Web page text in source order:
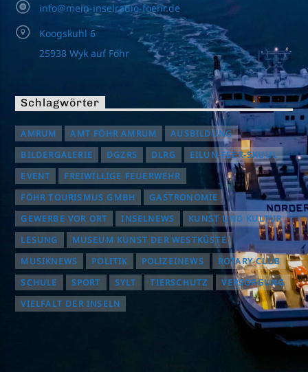
info@mein-inselradio-foehr.de
Koogskuhl 6
25938 Wyk auf Föhr
Schlagwörter
AMRUM AMT FÖHR AMRUM
AUSBILDUNG
BILDERGALERIE
DGZRS DLRG
EILUN-FEER-SKUUL
EVENT
FREIWILLIGE FEUERWEHR
FÖHR TOURISMUS GMBH
GASTRONOMIE
GEWERBE VOR ORT
INSELNEWS
KUNST UND KULTUR
LESUNG
MUSEUM KUNST DER WESTKÜSTE
MUSIKNEWS
POLITIK POLIZEINEWS
ROTARY CLUB
SCHULE
SPORT SYLT TIERSCHUTZ
VERSORGUNG
VIELFALT DER INSELN